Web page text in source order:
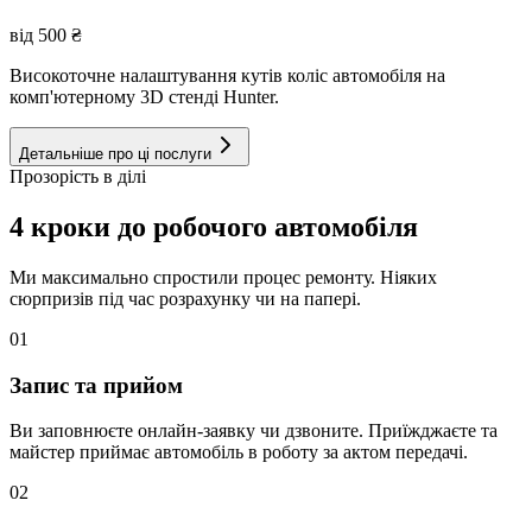
від 500 ₴
Високоточне налаштування кутів коліс автомобіля на
комп'ютерному 3D стенді Hunter.
Детальніше про ці послуги
Прозорість в ділі
4 кроки до робочого автомобіля
Ми максимально спростили процес ремонту. Ніяких
сюрпризів під час розрахунку чи на папері.
01
Запис та прийом
Ви заповнюєте онлайн-заявку чи дзвоните. Приїжджаєте та
майстер приймає автомобіль в роботу за актом передачі.
02